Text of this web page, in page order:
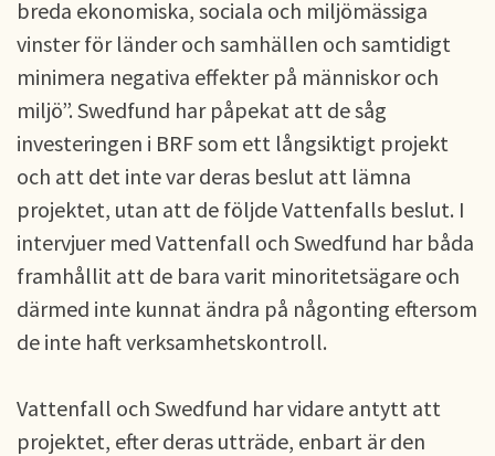
breda ekonomiska, sociala och miljömässiga
vinster för länder och samhällen och samtidigt
minimera negativa effekter på människor och
miljö”. Swedfund har påpekat att de såg
investeringen i BRF som ett långsiktigt projekt
och att det inte var deras beslut att lämna
projektet, utan att de följde Vattenfalls beslut. I
intervjuer med Vattenfall och Swedfund har båda
framhållit att de bara varit minoritetsägare och
därmed inte kunnat ändra på någonting eftersom
de inte haft verksamhetskontroll.
Vattenfall och Swedfund har vidare antytt att
projektet, efter deras utträde, enbart är den